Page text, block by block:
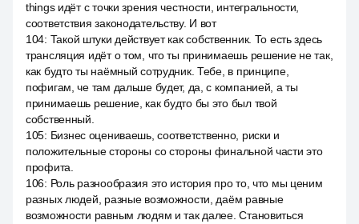
things идёт с точки зрения честности, интегральности,
соответствия законодательству. И вот
104: Такой штуки действует как собственник. То есть здесь
трансляция идёт о том, что ты принимаешь решение не так,
как будто ты наёмный сотрудник. Тебе, в принципе,
пофигам, че там дальше будет, да, с компанией, а ты
принимаешь решение, как будто бы это был твой
собственный.
105: Бизнес оцениваешь, соответственно, риски и
положительные стороны со стороны финальной части это
профита.
106: Роль разнообразия это история про то, что мы ценим
разных людей, разные возможности, даём равные
возможности равным людям и так далее. Становиться